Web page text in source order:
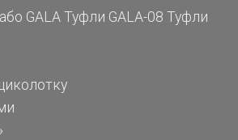
GALAТуфли GALA-08 Туфли